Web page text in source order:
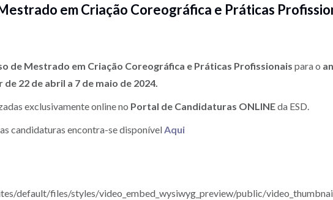
em Criação Coreográfica e Práticas
de Mestrado em Criação Coreográfica e Práticas Profissionais para o
22 de abril a 7 de maio de 2024.
exclusivamente online no Portal de Candidaturas ONLINEda ESD.
candidaturas encontra-se disponívelAqui
default/files/styles/video_embed_wysiwyg_preview/public/